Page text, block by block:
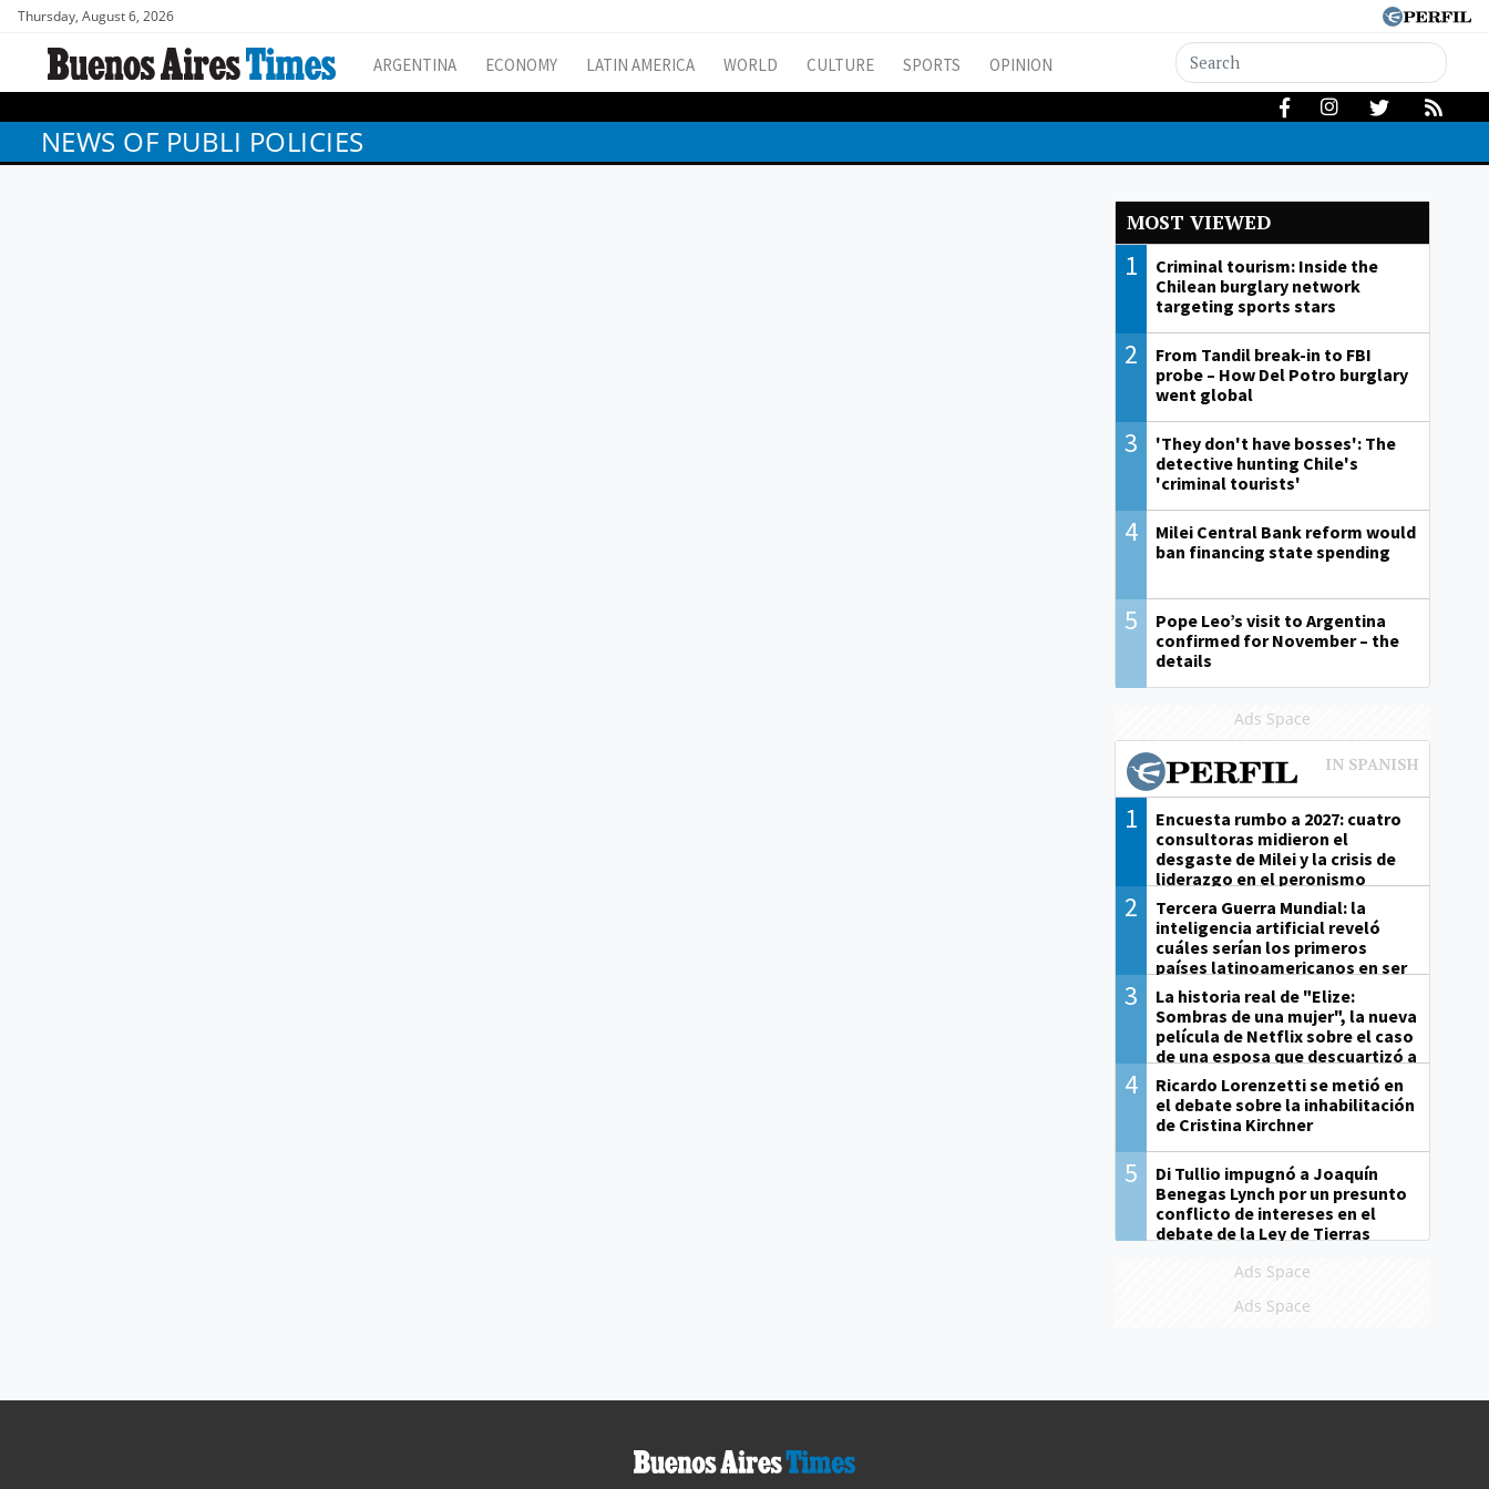
Thursday, August 6, 2026
ARGENTINA ECONOMY LATIN AMERICA WORLD CULTURE SPORTS OPINION
NEWS OF PUBLI POLICIES
MOST VIEWED
1
Criminal tourism: Inside the
Chilean burglary network
targeting sports stars
2
From Tandil break-in to FBI
probe – How Del Potro burglary
went global
3
'They don't have bosses': The
detective hunting Chile's
'criminal tourists'
4
Milei Central Bank reform would
ban financing state spending
5
Pope Leo’s visit to Argentina
confirmed for November – the
details
Ads Space
1
Encuesta rumbo a 2027: cuatro
consultoras midieron el
desgaste de Milei y la crisis de
liderazgo en el peronismo
2
Tercera Guerra Mundial: la
inteligencia artificial reveló
cuáles serían los primeros
países latinoamericanos en ser
derrotados
3
La historia real de "Elize:
Sombras de una mujer", la nueva
película de Netflix sobre el caso
de una esposa que descuartizó a
su marido
4
Ricardo Lorenzetti se metió en
el debate sobre la inhabilitación
de Cristina Kirchner
5
Di Tullio impugnó a Joaquín
Benegas Lynch por un presunto
conflicto de intereses en el
debate de la Ley de Tierras
Ads Space
Ads Space